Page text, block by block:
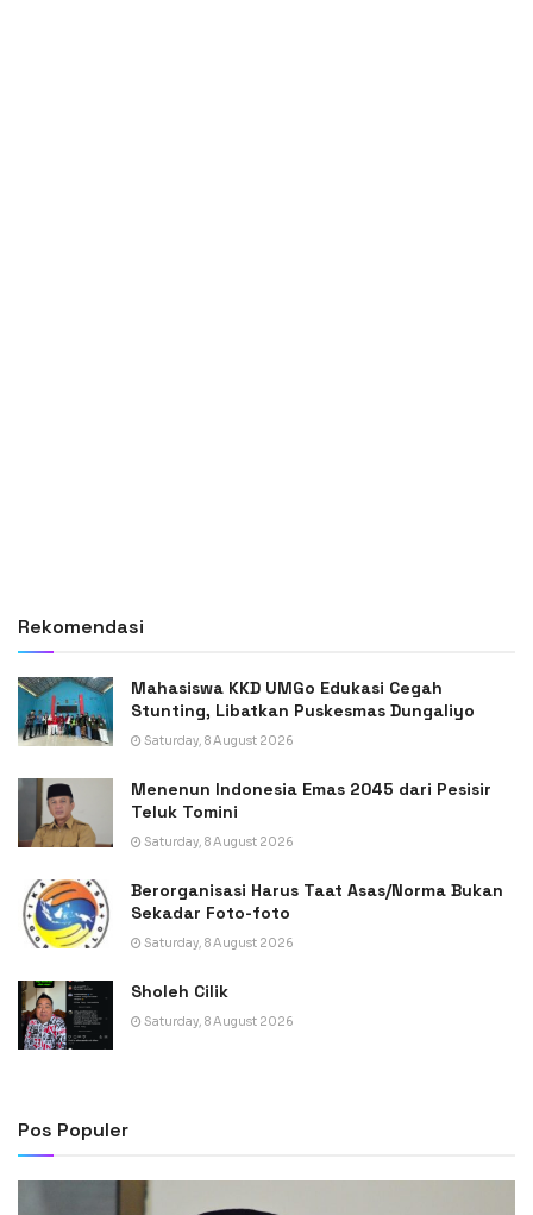
Rekomendasi
Mahasiswa KKD UMGo Edukasi Cegah
Stunting, Libatkan Puskesmas Dungaliyo
Saturday, 8 August 2026
Menenun Indonesia Emas 2045 dari Pesisir
Teluk Tomini
Saturday, 8 August 2026
Berorganisasi Harus Taat Asas/Norma Bukan
Sekadar Foto-foto
Saturday, 8 August 2026
Sholeh Cilik
Saturday, 8 August 2026
Pos Populer